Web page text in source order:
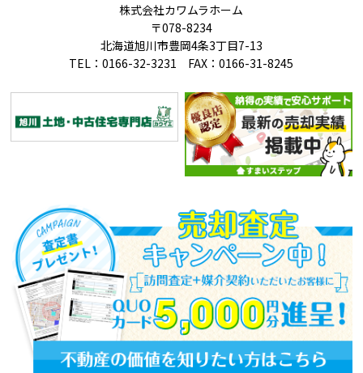
株式会社カワムラホーム
〒078-8234
北海道旭川市豊岡4条3丁目7-13
TEL：0166-32-3231 FAX：0166-31-8245